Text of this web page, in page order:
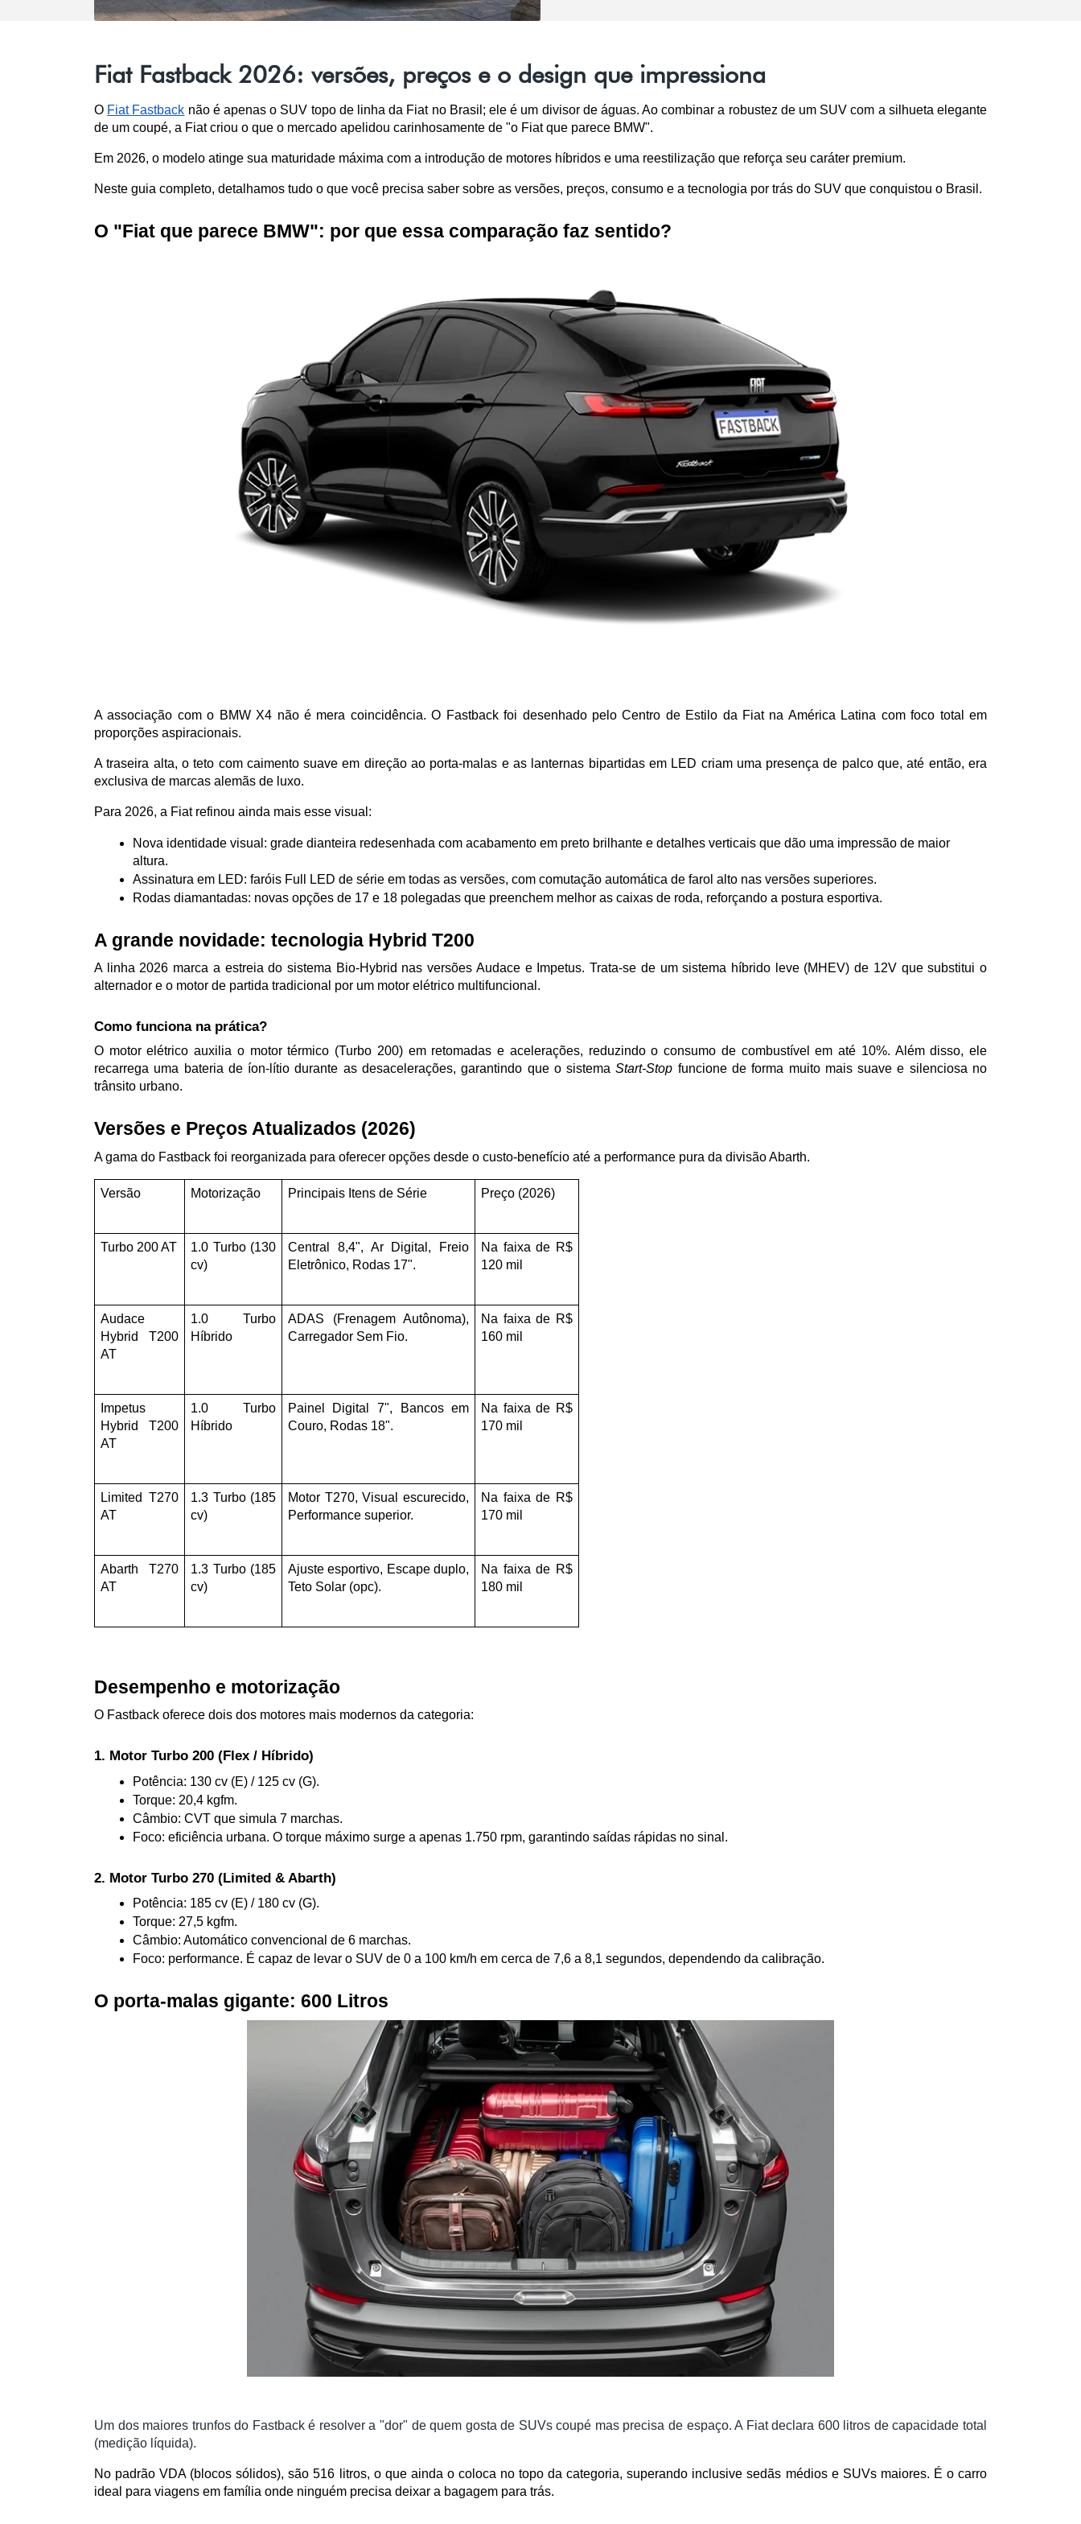
Fiat Fastback 2026: versões, preços e o design que impressiona
O Fiat Fastback não é apenas o SUV topo de linha da Fiat no Brasil; ele é um divisor de águas. Ao combinar a robustez de um SUV com a silhueta elegante
de um coupé, a Fiat criou o que o mercado apelidou carinhosamente de "o Fiat que parece BMW".
Em 2026, o modelo atinge sua maturidade máxima com a introdução de motores híbridos e uma reestilização que reforça seu caráter premium.
Neste guia completo, detalhamos tudo o que você precisa saber sobre as versões, preços, consumo e a tecnologia por trás do SUV que conquistou o Brasil.
O "Fiat que parece BMW": por que essa comparação faz sentido?
A associação com o BMW X4 não é mera coincidência. O Fastback foi desenhado pelo Centro de Estilo da Fiat na América Latina com foco total em
proporções aspiracionais.
A traseira alta, o teto com caimento suave em direção ao porta-malas e as lanternas bipartidas em LED criam uma presença de palco que, até então, era
exclusiva de marcas alemãs de luxo.
Para 2026, a Fiat refinou ainda mais esse visual:
Nova identidade visual: grade dianteira redesenhada com acabamento em preto brilhante e detalhes verticais que dão uma impressão de maior
altura.
Assinatura em LED: faróis Full LED de série em todas as versões, com comutação automática de farol alto nas versões superiores.
Rodas diamantadas: novas opções de 17 e 18 polegadas que preenchem melhor as caixas de roda, reforçando a postura esportiva.
A grande novidade: tecnologia Hybrid T200
A linha 2026 marca a estreia do sistema Bio-Hybrid nas versões Audace e Impetus. Trata-se de um sistema híbrido leve (MHEV) de 12V que substitui o
alternador e o motor de partida tradicional por um motor elétrico multifuncional.
Como funciona na prática?
O motor elétrico auxilia o motor térmico (Turbo 200) em retomadas e acelerações, reduzindo o consumo de combustível em até 10%. Além disso, ele
recarrega uma bateria de íon-lítio durante as desacelerações, garantindo que o sistema Start-Stop funcione de forma muito mais suave e silenciosa no
trânsito urbano.
Versões e Preços Atualizados (2026)
A gama do Fastback foi reorganizada para oferecer opções desde o custo-benefício até a performance pura da divisão Abarth.
Versão Motorização Principais Itens de Série Preço (2026)
Turbo 200 AT
1.0 Turbo (130
cv)
Central 8,4", Ar Digital, Freio
Eletrônico, Rodas 17".
Na faixa de R$
120 mil
Audace
Hybrid T200
AT
1.0 Turbo
Híbrido
ADAS (Frenagem Autônoma),
Carregador Sem Fio.
Na faixa de R$
160 mil
Impetus
Hybrid T200
AT
1.0 Turbo
Híbrido
Painel Digital 7", Bancos em
Couro, Rodas 18".
Na faixa de R$
170 mil
Limited T270
AT
1.3 Turbo (185
cv)
Motor T270, Visual escurecido,
Performance superior.
Na faixa de R$
170 mil
Abarth T270
AT
1.3 Turbo (185
cv)
Ajuste esportivo, Escape duplo,
Teto Solar (opc).
Na faixa de R$
180 mil
Desempenho e motorização
O Fastback oferece dois dos motores mais modernos da categoria:
1. Motor Turbo 200 (Flex / Híbrido)
Potência: 130 cv (E) / 125 cv (G).
Torque: 20,4 kgfm.
Câmbio: CVT que simula 7 marchas.
Foco: eficiência urbana. O torque máximo surge a apenas 1.750 rpm, garantindo saídas rápidas no sinal.
2. Motor Turbo 270 (Limited & Abarth)
Potência: 185 cv (E) / 180 cv (G).
Torque: 27,5 kgfm.
Câmbio: Automático convencional de 6 marchas.
Foco: performance. É capaz de levar o SUV de 0 a 100 km/h em cerca de 7,6 a 8,1 segundos, dependendo da calibração.
O porta-malas gigante: 600 Litros
Um dos maiores trunfos do Fastback é resolver a "dor" de quem gosta de SUVs coupé mas precisa de espaço. A Fiat declara 600 litros de capacidade total
(medição líquida).
No padrão VDA (blocos sólidos), são 516 litros, o que ainda o coloca no topo da categoria, superando inclusive sedãs médios e SUVs maiores. É o carro
ideal para viagens em família onde ninguém precisa deixar a bagagem para trás.